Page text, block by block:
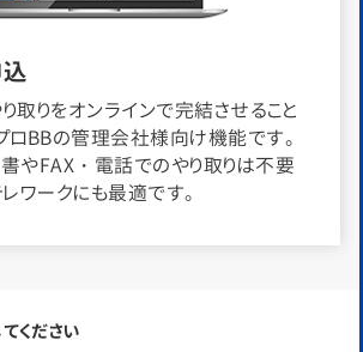
取りをオンラインで完結させること
ロBBの管理会社様向け機能です。
やFAX・電話でのやり取りは不要
ワークにも最適です。
ください